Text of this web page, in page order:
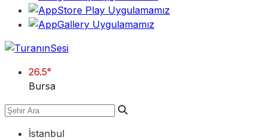
26.5°
Bursa
İstanbul